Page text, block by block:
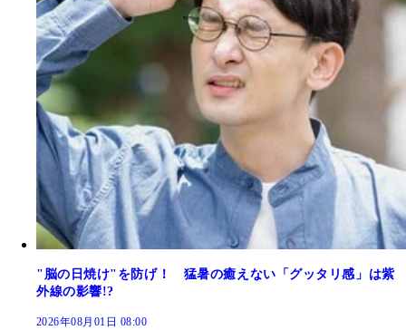
"脳の日焼け"を防げ！ 猛暑の癒えない「グッタリ感」は紫
外線の影響!?
2026年08月01日 08:00